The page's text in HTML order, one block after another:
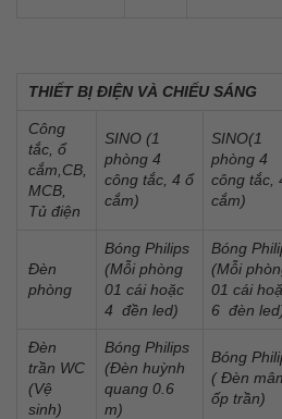
THIẾT BỊ ĐIỆN VÀ CHIẾU SÁNG
Công
tắc, ổ
cắm,CB,
MCB,
Tủ điện
SINO (1
phòng 4
công tắc, 4 ổ
cắm)
SINO(1
phòng 4
công tắc,
cắm)
Đèn
phòng
Bóng Philips
(Mỗi phòng
01 cái hoặc
4 đền led)
Bóng
(Mỗi
01 cái
6 đèn
Đèn
trần WC
(Vệ
sinh)
Bóng Philips
(Đèn huỳnh
quang 0.6
m)
Bóng
( Đèn
ốp trần)